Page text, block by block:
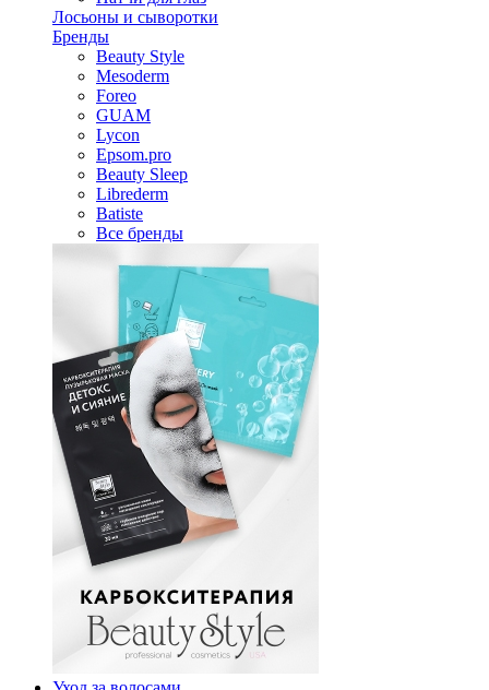
Лосьоны и сыворотки
Бренды
Beauty Style
Mesoderm
Foreo
GUAM
Lycon
Epsom.pro
Beauty Sleep
Librederm
Batiste
Все бренды